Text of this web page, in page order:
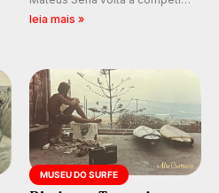
em casa em busca de manter a
leia mais »
MUSEU DO SURFE